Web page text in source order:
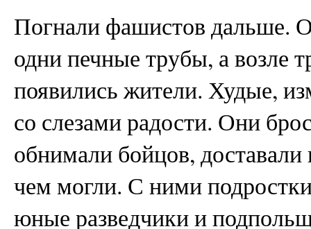
Погнали фашистов дальше.
одни печные трубы, а возле
появились жители. Худые,
со слезами радости. Они
обнимали бойцов,
чем могли. С ними
юные разведчики и